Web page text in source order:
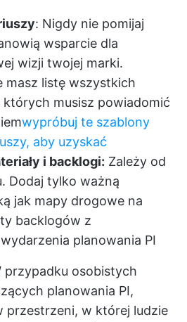
: Nigdy nie pomijaj
wsparcie dla
wizji twojej marki.
masz listę wszystkich
których musisz powiadomić
wypróbuj te szablony
aby uzyskać
i backlogi: Zależy od
Dodaj tylko ważną
jak mapy drogowe na
backlogów z
planowania PI
przypadku osobistych
planowania PI,
przestrzeni, w której ludzie